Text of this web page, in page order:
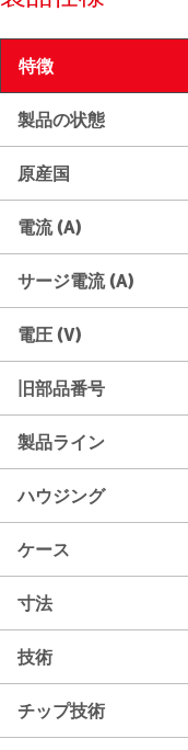
特徴
製品の状態
原産国
電流 (A)
サージ電流 (A)
電圧 (V)
旧部品番号
製品ライン
ハウジング
ケース
寸法
技術
チップ技術